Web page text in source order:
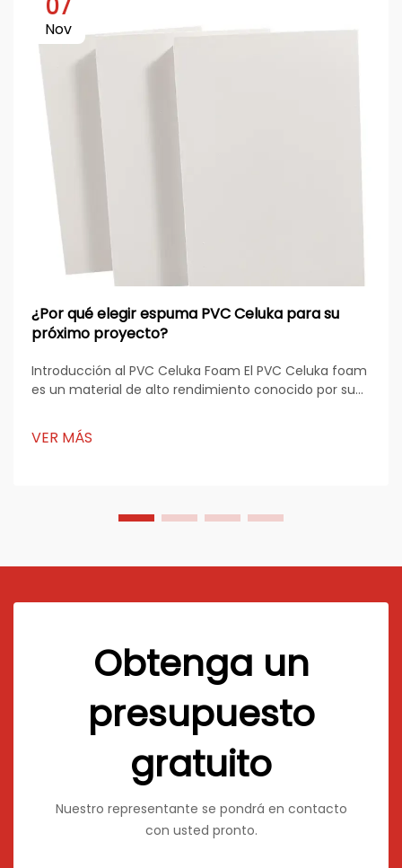
07
Nov
¿Por qué elegir espuma PVC Celuka para su
próximo proyecto?
Introducción al PVC Celuka Foam El PVC Celuka foam
es un material de alto rendimiento conocido por su
múltiples industrias. Producido mediante el proceso
de extrusión Celuka, este material presenta una den...
VER MÁS
Obtenga un
presupuesto
gratuito
Nuestro representante se pondrá en contacto
con usted pronto.